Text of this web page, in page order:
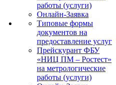
работы (услуги)
Онлайн-Заявка
Типовые формы
документов на
предоставление услуг
Прейскурант ФБУ
«НИЦ ПМ – Ростест»
на метрологические
работы (услуги)